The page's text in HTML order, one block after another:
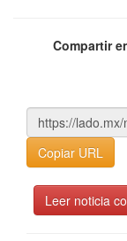
Compartir
Copiar URL
Leer noticia